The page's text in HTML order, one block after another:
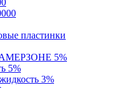
пластинки
5%
5%
3%